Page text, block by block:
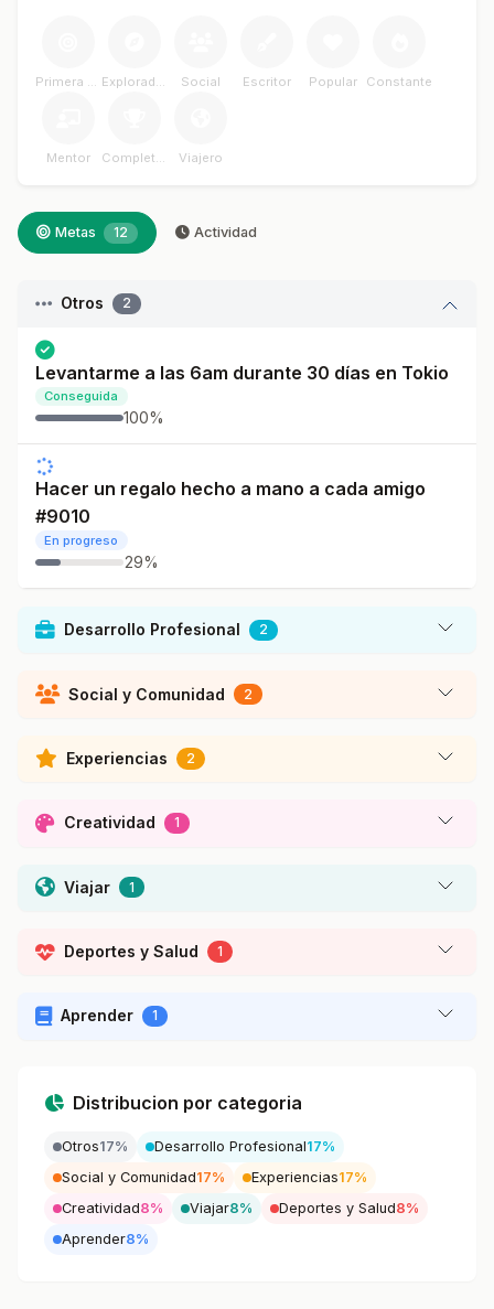
Primera Meta Explorador Social Escritor Popular Constante
Mentor Completador Viajero
Metas 12 Actividad
Otros 2
Levantarme a las 6am durante 30 días en Tokio
Conseguida
100%
Hacer un regalo hecho a mano a cada amigo
#9010
En progreso
29%
Desarrollo Profesional 2
Social y Comunidad 2
Experiencias 2
Creatividad 1
Viajar 1
Deportes y Salud 1
Aprender 1
Distribucion por categoria
Otros17% Desarrollo Profesional17%
Social y Comunidad17% Experiencias17%
Creatividad8% Viajar8% Deportes y Salud8%
Aprender8%